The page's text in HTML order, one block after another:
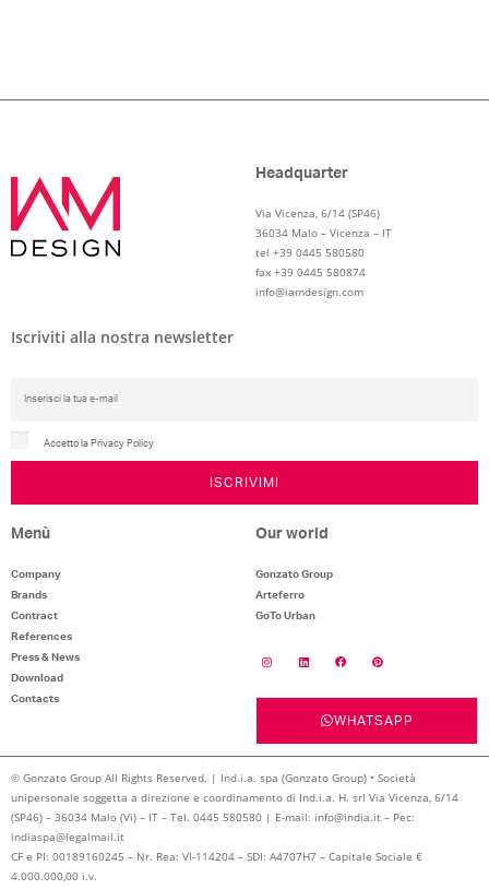
Headquarter
Via Vicenza, 6/14 (SP46)
36034 Malo – Vicenza – IT
tel +39 0445 580580
fax +39 0445 580874
info@iamdesign.com
Iscriviti alla nostra newsletter
Accetto la Privacy Policy
ISCRIVIMI
Menù
Company
Brands
Contract
References
Press & News
Download
Contacts
Our world
Gonzato Group
Arteferro
GoTo Urban
WHATSAPP
© Gonzato Group All Rights Reserved. | Ind.i.a. spa (Gonzato Group) • Società
unipersonale soggetta a direzione e coordinamento di Ind.i.a. H. srl Via Vicenza, 6/14
(SP46) – 36034 Malo (Vi) – IT – Tel. 0445 580580 | E-mail: info@india.it – Pec:
indiaspa@legalmail.it
CF e PI: 00189160245 – Nr. Rea: VI-114204 – SDI: A4707H7 – Capitale Sociale €
4.000.000,00 i.v.